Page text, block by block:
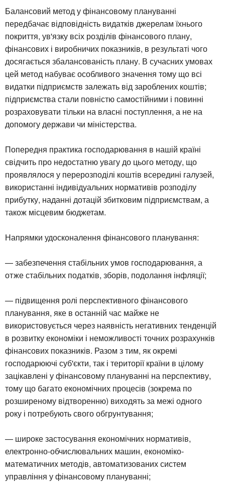
Балансовий метод у фінансовому плануванні
передбачає відповідність видатків джерелам їхнього
покриття, ув'язку всіх розділів фінансового плану,
фінансових і виробничих показників, в результаті чого
досягається збалансованість плану. В сучасних умовах
цей метод набуває особливого значення тому що всі
видатки підприємств залежать від зароблених коштів;
підприємства стали повністю самостійними і повинні
розраховувати тільки на власні поступлення, а не на
допомогу держави чи міністерства.
Попередня практика господарювання в нашій країні
свідчить про недостатню увагу до цього методу, що
проявлялося у перерозподілі коштів всередині галузей,
використанні індивідуальних нормативів розподілу
прибутку, наданні дотацій збитковим підприємствам, а
також місцевим бюджетам.
Напрямки удосконалення фінансового планування:
— забезпечення стабільних умов господарювання, а
отже стабільних податків, зборів, подолання інфляції;
— підвищення ролі перспективного фінансового
планування, яке в останній час майже не
використовується через наявність негативних тенденцій
в розвитку економіки і неможливості точних розрахунків
фінансових показників. Разом з тим, як окремі
господарюючі суб'єкти, так і території країни в цілому
зацікавлені у фінансовому плануванні на перспективу,
тому що багато економічних процесів (зокрема по
розширеному відтворенню) виходять за межі одного
року і потребують свого обгрунтування;
— широке застосування економічних нормативів,
електронно-обчислювальних машин, економіко-
математичних методів, автоматизованих систем
управління у фінансовому плануванні;